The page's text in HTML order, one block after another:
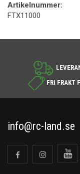
Artikelnummer:
FTX11000
FRI FRAKT
info@rc-land.se